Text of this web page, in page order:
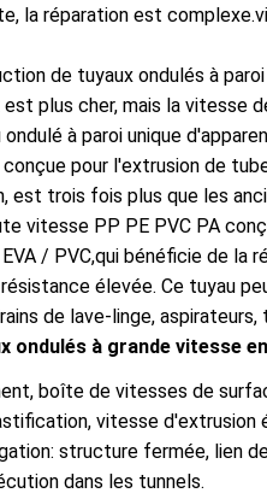
la réparation est
de tuyaux ondulés à
plus cher, mais la vitesse
à paroi unique
pour l'extrusion de
est trois fois plus que les
vitesse PP PE PVC PA
/ PVC,qui bénéficie de la
résistance élevée. Ce tuyau
de lave-linge,
ondulés à grande vitesse en
boîte de vitesses de
vitesse d'extrusion
structure fermée, lien
dans les tunnels.